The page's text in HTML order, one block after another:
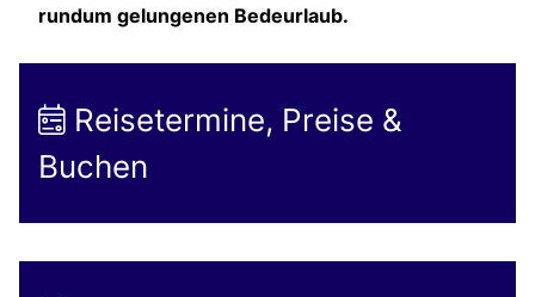
rundum gelungenen Bedeurlaub.
Reisetermine, Preise &
Buchen